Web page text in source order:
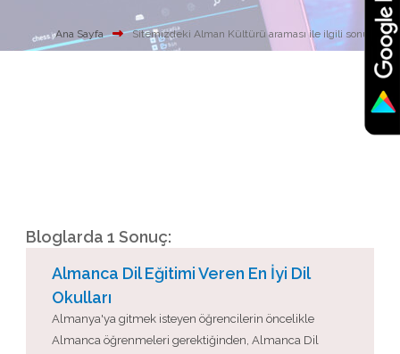
Ana Sayfa Sitemizdeki Alman Kültürü araması ile ilgili sonuçlar
Bloglarda 1 Sonuç:
Almanca Dil Eğitimi Veren En İyi Dil
Okulları
Almanya'ya gitmek isteyen öğrencilerin öncelikle
Almanca öğrenmeleri gerektiğinden, Almanca Dil